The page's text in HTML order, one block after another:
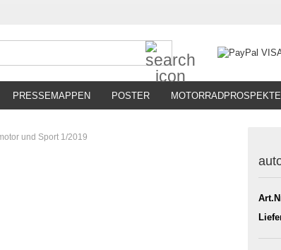
PRESSEMAPPEN POSTER MOTORRADPROSPEKTE
und Sport 1/2019